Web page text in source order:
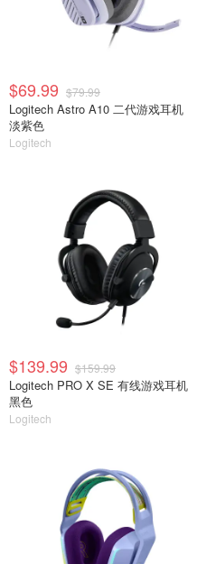
$69.99 $79.99
Logitech Astro A10 二代游戏耳机
淡紫色
Logitech
$139.99 $159.99
Logitech PRO X SE 有线游戏耳机
黑色
Logitech